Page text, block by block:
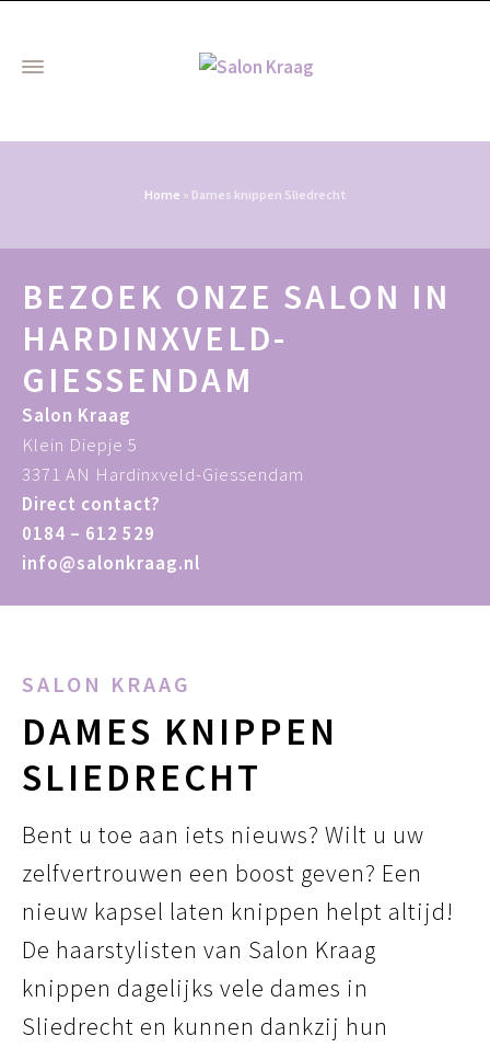
Home » Dames knippen Sliedrecht
BEZOEK ONZE SALON IN
HARDINXVELD-
GIESSENDAM
Salon Kraag
Klein Diepje 5
3371 AN Hardinxveld-Giessendam
Direct contact?
0184 – 612 529
info@salonkraag.nl
SALON KRAAG
DAMES KNIPPEN
SLIEDRECHT
Bent u toe aan iets nieuws? Wilt u uw
zelfvertrouwen een boost geven? Een
nieuw kapsel laten knippen helpt altijd!
De haarstylisten van Salon Kraag
knippen dagelijks vele dames in
Sliedrecht en kunnen dankzij hun